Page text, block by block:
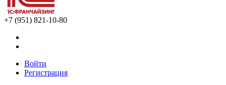
+7 (951) 821-10-80
Войти
Регистрация